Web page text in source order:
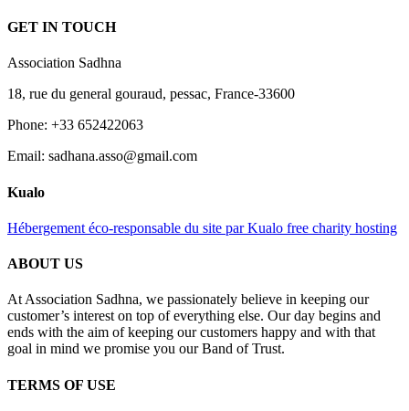
GET IN TOUCH
Association Sadhna
18, rue du general gouraud, pessac, France-33600
Phone: +33 652422063
Email: sadhana.asso@gmail.com
Kualo
Hébergement éco-responsable du site par Kualo free charity hosting
ABOUT US
At Association Sadhna, we passionately believe in keeping our
customer’s interest on top of everything else. Our day begins and
ends with the aim of keeping our customers happy and with that
goal in mind we promise you our Band of Trust.
TERMS OF USE